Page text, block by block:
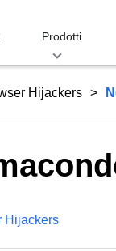
Prodotti
Hijackers
Hijackers